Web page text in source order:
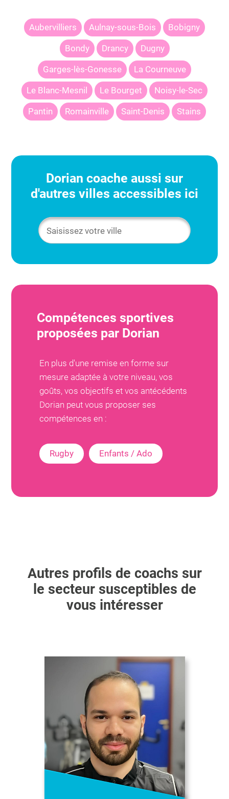
Aubervilliers Aulnay-sous-Bois Bobigny
Bondy Drancy Dugny
Garges-lès-Gonesse La Courneuve
Le Blanc-Mesnil Le Bourget Noisy-le-Sec
Pantin Romainville Saint-Denis Stains
Dorian coache aussi sur
d'autres villes accessibles ici
Compétences sportives
proposées par Dorian
En plus d'une remise en forme sur
mesure adaptée à votre niveau, vos
goûts, vos objectifs et vos antécédents
Dorian peut vous proposer ses
compétences en :
Rugby Enfants / Ado
Autres profils de coachs sur
le secteur susceptibles de
vous intéresser